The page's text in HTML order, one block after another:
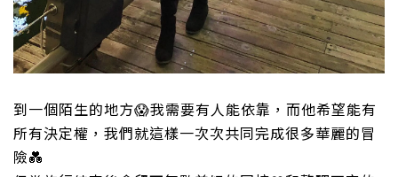
到一個陌生的地方😱我需要有人能依靠，而他希望能有
所有決定權，我們就這樣一次次共同完成很多華麗的冒
險💑